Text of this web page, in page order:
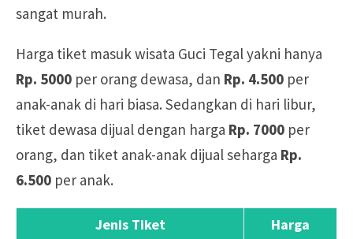
sangat murah.
Harga tiket masuk wisata Guci Tegal yakni hanya
Rp. 5000 per orang dewasa, dan Rp. 4.500 per
anak-anak di hari biasa. Sedangkan di hari libur,
tiket dewasa dijual dengan harga Rp. 7000 per
orang, dan tiket anak-anak dijual seharga Rp.
6.500 per anak.
Jenis Tiket
Harga